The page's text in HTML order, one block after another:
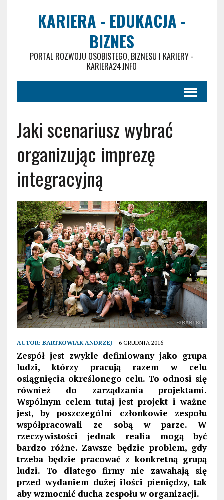
KARIERA - EDUKACJA -
BIZNES
PORTAL ROZWOJU OSOBISTEGO, BIZNESU I KARIERY -
KARIERA24.INFO
Jaki scenariusz wybrać
organizując imprezę
integracyjną
AUTOR: BARTKOWIAK ANDRZEJ 6 GRUDNIA 2016
Zespół jest zwykle definiowany jako grupa
ludzi, którzy pracują razem w celu
osiągnięcia określonego celu. To odnosi się
również do zarządzania projektami.
Wspólnym celem tutaj jest projekt i ważne
jest, by poszczególni członkowie zespołu
współpracowali ze sobą w parze. W
rzeczywistości jednak realia mogą być
bardzo różne. Zawsze będzie problem, gdy
trzeba będzie pracować z konkretną grupą
ludzi. To dlatego firmy nie zawahają się
przed wydaniem dużej ilości pieniędzy, tak
aby wzmocnić ducha zespołu w organizacji.